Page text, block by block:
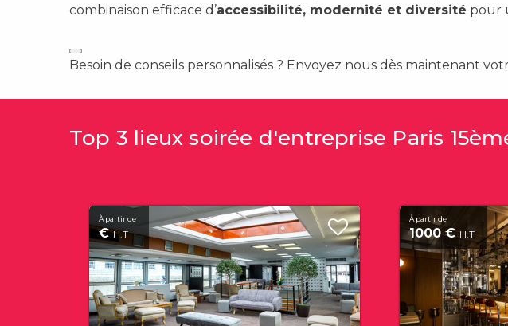
combinaison efficace d’accessibilité, modernité et diversité pour
Besoin de conseils personnalisés ? Envoyez nous dès maintenant
Top 3 lieux soirée d'entreprise Paris
À partir de
€H.T
À partir de
1000 € H.T